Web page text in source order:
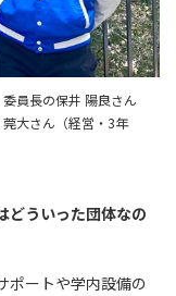
員長の保井 陽良さん
莞大さん（経営・3年
ういった団体なの
ポートや学内設備の